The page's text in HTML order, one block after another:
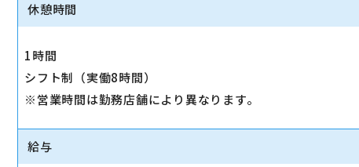
休憩時間
1時間
シフト制（実働8時間）
※営業時間は勤務店舗により異なります。
給与